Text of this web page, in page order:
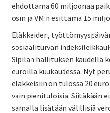
ehdottama 60 miljoonaa
osin ja VM:n esittämä 15
Eläkkeiden,
sosiaaliturvan
Sipilän hallituksen kaudella
euroilla kuukaudessa. Nyt
eläkkeisiin on tulossa 20
vain pienituloisia. Siitäkään
samalla lisätään välillisiä